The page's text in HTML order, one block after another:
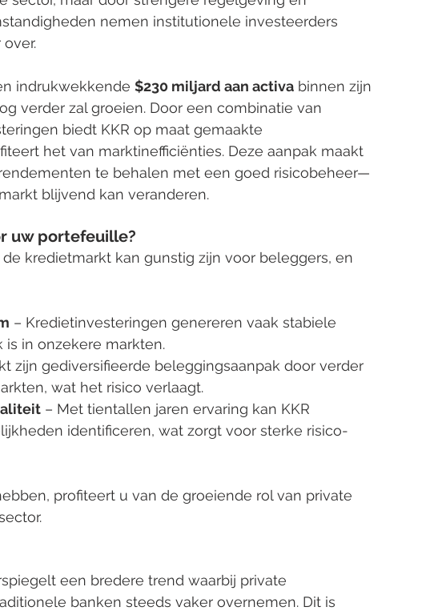
nemen institutionele investeerders
indrukwekkende $230 miljard aan activa binnen zijn
verder zal groeien. Door een combinatie van
biedt KKR op maat gemaakte
het van marktinefficiënties. Deze aanpak maakt
te behalen met een goed risicobeheer—
blijvend kan veranderen.
uw portefeuille?
de kredietmarkt kan gunstig zijn voor beleggers, en
– Kredietinvesteringen genereren vaak stabiele
in onzekere markten.
zijn gediversifieerde beleggingsaanpak door verder
wat het risico verlaagt.
– Met tientallen jaren ervaring kan KKR
identificeren, wat zorgt voor sterke risico-
profiteert u van de groeiende rol van private
een bredere trend waarbij private
banken steeds vaker overnemen. Dit is